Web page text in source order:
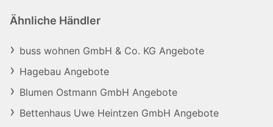
Ähnliche Händler
buss wohnen GmbH & Co. KG Angebote
Hagebau Angebote
Blumen Ostmann GmbH Angebote
Bettenhaus Uwe Heintzen GmbH Angebote